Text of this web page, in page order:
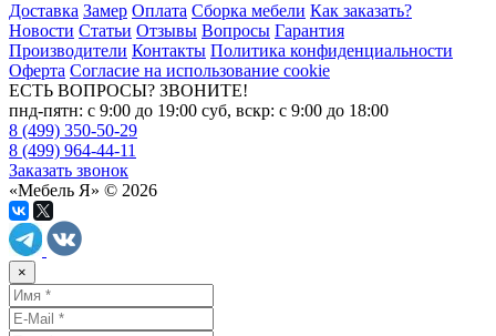
Доставка Замер Оплата Сборка мебели Как заказать?
Новости Статьи Отзывы Вопросы Гарантия
Производители Контакты Политика конфиденциальности
Оферта Согласие на использование cookie
ЕСТЬ ВОПРОСЫ? ЗВОНИТЕ!
пнд-пятн: с 9:00 до 19:00 суб, вскр: с 9:00 до 18:00
8 (499) 350-50-29
8 (499) 964-44-11
Заказать звонок
«Мебель Я» © 2026
×